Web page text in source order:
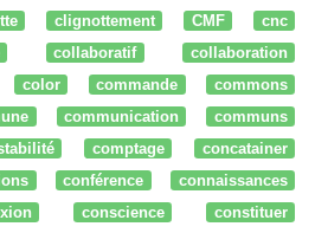
clignottement CMF
cnc
collaboratif
collaboration
color commande
commons
communication
communs
comptage
concatainer
conférence
connaissances
conscience
constituer